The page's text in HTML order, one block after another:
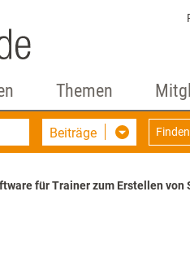
Themen
Beiträge Finden
für Trainer zum Erstellen von